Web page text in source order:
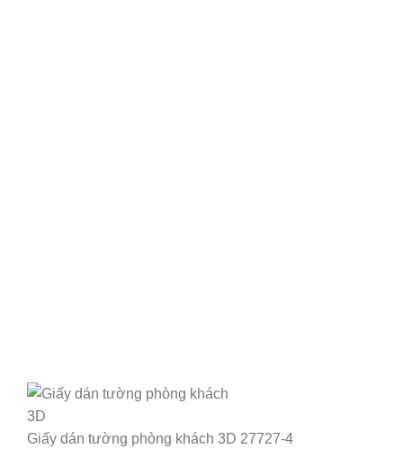
Giấy dán tường phòng khách 3D 27727-4